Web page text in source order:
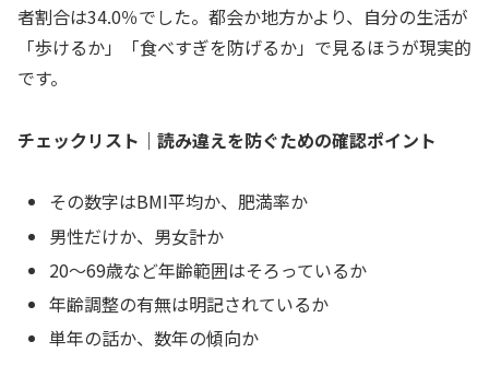
者割合は34.0％でした。都会か地方かより、自分の生活が
「歩けるか」「食べすぎを防げるか」で見るほうが現実的
です。
チェックリスト｜読み違えを防ぐための確認ポイント
その数字はBMI平均か、肥満率か
男性だけか、男女計か
20〜69歳など年齢範囲はそろっているか
年齢調整の有無は明記されているか
単年の話か、数年の傾向か